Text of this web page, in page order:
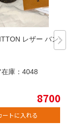
レザー バング
庫： 4048
8700
ートに入れる